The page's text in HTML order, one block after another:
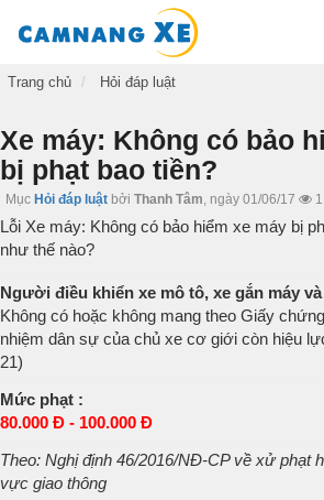
Trang chủ Hỏi đáp luật
Xe máy: Không có bảo
bị phạt bao tiền?
Mục Hỏi đáp luật bởi Thanh Tâm, ngày 01/06/17
Lỗi Xe máy: Không có bảo hiểm xe máy bị
như thế nào?
Người điều khiển xe mô tô, xe gắn máy
Không có hoặc không mang theo Giấy
nhiệm dân sự của chủ xe cơ giới còn hiệu
21)
Mức phạt :
80.000 Đ - 100.000 Đ
Theo: Nghị định 46/2016/NĐ-CP về xử phạt
vực giao thông